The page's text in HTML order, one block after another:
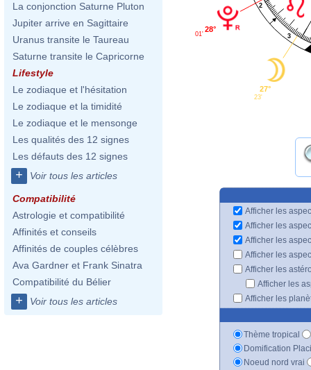
La conjonction Saturne Pluton
Jupiter arrive en Sagittaire
Uranus transite le Taureau
Saturne transite le Capricorne
Lifestyle
Le zodiaque et l'hésitation
Le zodiaque et la timidité
Le zodiaque et le mensonge
Les qualités des 12 signes
Les défauts des 12 signes
+ Voir tous les articles
Compatibilité
Astrologie et compatibilité
Affinités et conseils
Affinités de couples célèbres
Ava Gardner et Frank Sinatra
Compatibilité du Bélier
+ Voir tous les articles
2
3
28°
01'
27°
23'
Afficher les
Afficher les
Afficher les
Afficher les
Afficher les
Afficher les
Afficher les
Thème tropical
Domification
Noeud nord vrai